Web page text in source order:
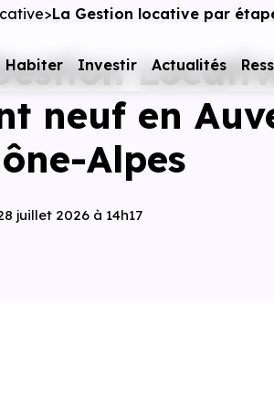
Habiter Investir Actualités
La Gestion locative par
neuf en
Alpes
juillet 2026 à 14h17